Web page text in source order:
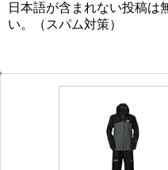
日本語が含まれない投稿は
い。（スパム対策）